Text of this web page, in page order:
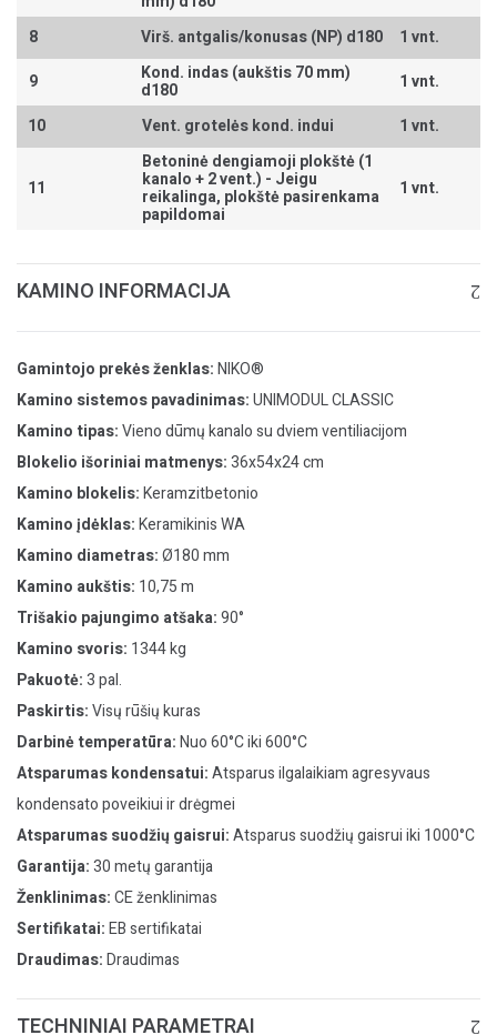
8
Virš. antgalis/konusas (NP) d180
1 vnt.
9
Kond. indas (aukštis 70 mm)
d180
1 vnt.
10
Vent. grotelės kond. indui 1 vnt.
11
Betoninė dengiamoji plokštė (1
kanalo + 2 vent.) - Jeigu
reikalinga, plokštė pasirenkama
papildomai
1 vnt.
KAMINO INFORMACIJA
Gamintojo prekės ženklas:NIKO®
Kamino sistemos pavadinimas:UNIMODUL CLASSIC
Kamino tipas:Vieno dūmų kanalo su dviem ventiliacijom
Blokelio išoriniai matmenys:36x54x24 cm
Kamino blokelis:Keramzitbetonio
Kamino įdėklas:Keramikinis WA
Kamino diametras:Ø180 mm
Kamino aukštis: 10,75 m
Trišakio pajungimo atšaka:90°
Kamino svoris: 1344 kg
Pakuotė:3 pal.
Paskirtis:Visų rūšių kuras
Darbinė temperatūra:Nuo 60°C iki 600°C
Atsparumas kondensatui:Atsparus ilgalaikiam agresyvaus
kondensato poveikiui ir drėgmei
Atsparumas suodžių gaisrui:Atsparus suodžių gaisrui iki 1000°C
Garantija:30 metų garantija
Ženklinimas:CE ženklinimas
Sertifikatai:EB sertifikatai
Draudimas:Draudimas
TECHNINIAI PARAMETRAI